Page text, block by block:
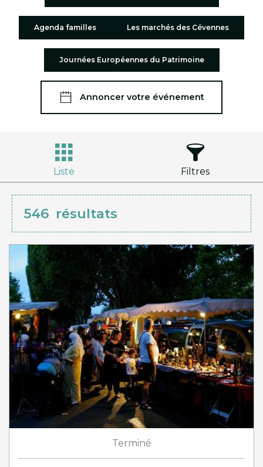
Agenda familles Les marchés des Cévennes
Journées Européennes du Patrimoine
Annoncer votre événement
Liste Filtres
546 résultats
Terminé